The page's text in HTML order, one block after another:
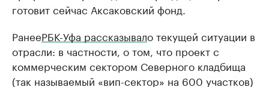
готовит сейчас Аксаковский фонд.
РанееРБК-Уфа рассказывало текущей ситуации в
отрасли: в частности, о том, что проект с
коммерческим сектором Северного кладбища
(так называемый «вип-сектор» на 600 участков)